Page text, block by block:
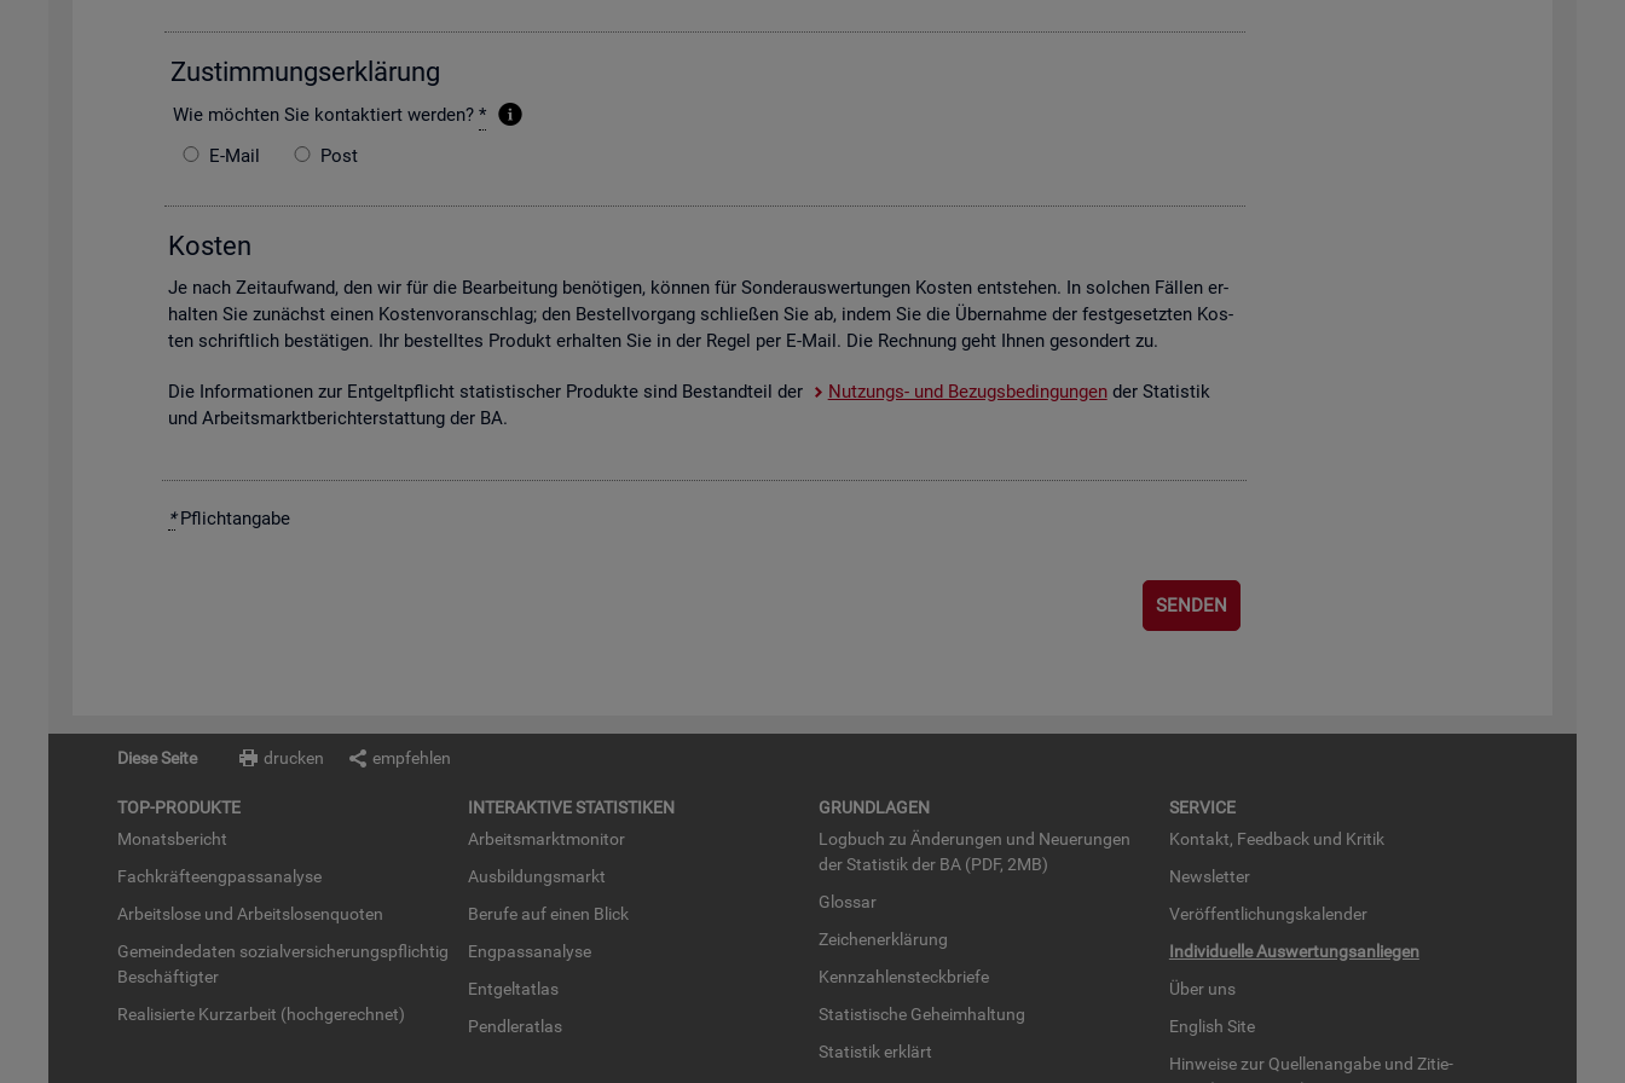
Zu­stim­mungs­er­klä­rung
Wie möch­ten Sie kon­tak­tiert wer­den? *
E-Mail
Post
Kos­ten
Je nach Zeit­auf­wand, den wir für die Be­ar­bei­tung be­nö­ti­gen, kön­nen für Son­der­aus­wer­tun­gen Kos­ten ent­ste­hen. In sol­chen Fäl­len er­
hal­ten Sie zu­nächst einen Kos­ten­vor­anschlag; den Be­stell­vor­gang schlie­ßen Sie ab, indem Sie die Über­nah­me der fest­ge­setz­ten Kos­
ten schrift­lich be­stä­ti­gen. Ihr be­stell­tes Pro­dukt er­hal­ten Sie in der Regel per E-Mail. Die Rech­nung geht Ihnen ge­son­dert zu.
Die In­for­ma­tio­nen zur Ent­gelt­pflicht sta­tis­ti­scher Pro­duk­te sind Be­stand­teil der Nut­zungs- und Be­zugs­be­din­gun­gender Sta­tis­tik
und Ar­beits­markt­be­richt­erstat­tung der BA.
*Pflicht­an­ga­be
Diese Seite drucken empfehlen
TOP-PRO­DUK­TE
Mo­nats­be­richt
Fach­kräf­te­eng­pass­ana­ly­se
Ar­beits­lo­se und Ar­beits­lo­sen­quo­ten
Ge­mein­de­da­ten so­zi­al­ver­si­che­rungs­pflich­tig
Be­schäf­tig­ter
Rea­li­sier­te Kurz­ar­beit (hoch­ge­rech­net)
IN­TER­AK­TI­VE STA­TIS­TI­KEN
Ar­beits­markt­mo­ni­tor
Aus­bil­dungs­markt
Be­ru­fe auf einen Blick
Eng­pass­ana­ly­se
Ent­gel­t­at­las
Pend­ler­at­las
GRUND­LA­GEN
Log­buch zu Än­de­run­gen und Neue­run­gen
der Sta­tis­tik der BA (PDF, 2MB)
Glos­sar
Zei­chen­er­klä­rung
Kenn­zah­len­steck­brie­fe
Sta­tis­ti­sche Ge­heim­hal­tung
Sta­tis­tik er­klärt
SER­VICE
Kon­takt, Feed­back und Kri­tik
News­let­ter
Ver­öf­fent­li­chungs­ka­len­der
In­di­vi­du­el­le Aus­wer­tungs­an­lie­gen
Über uns
English Site
Hin­wei­se zur Quel­len­an­ga­be und Zi­tie­